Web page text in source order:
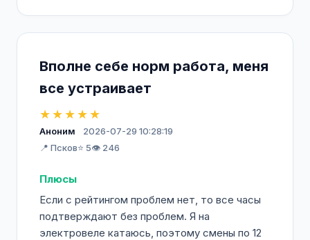
Вполне себе норм работа, меня
все устраивает
★★★★★
Аноним
2026-07-29 10:28:19
📍 Псков⭐ 5👁️ 246
Плюсы
Если с рейтингом проблем нет, то все часы
подтверждают без проблем. Я на
электровеле катаюсь, поэтому смены по 12